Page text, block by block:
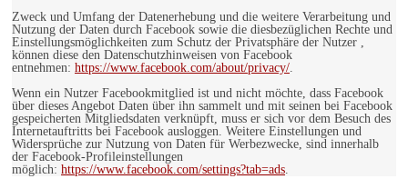
Zweck und Umfang der Datenerhebung und die weitere Verarbeitung und
Nutzung der Daten durch Facebook sowie die diesbezüglichen Rechte und
Einstellungsmöglichkeiten zum Schutz der Privatsphäre der Nutzer ,
können diese den Datenschutzhinweisen von Facebook
entnehmen: https://www.facebook.com/about/privacy/.
Wenn ein Nutzer Facebookmitglied ist und nicht möchte, dass Facebook
über dieses Angebot Daten über ihn sammelt und mit seinen bei Facebook
gespeicherten Mitgliedsdaten verknüpft, muss er sich vor dem Besuch des
Internetauftritts bei Facebook ausloggen. Weitere Einstellungen und
Widersprüche zur Nutzung von Daten für Werbezwecke, sind innerhalb
der Facebook-Profileinstellungen
möglich: https://www.facebook.com/settings?tab=ads.